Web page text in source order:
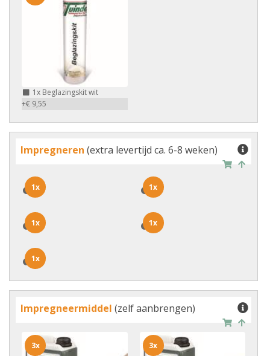
1x Beglazingskit wit
+€ 9,55
Impregneren (extra levertijd ca. 6-8 weken)
1x
1x 1x
1x
1x
1x 1x
1x
1x
1x
Impregneermiddel (zelf aanbrengen)
3x 3x